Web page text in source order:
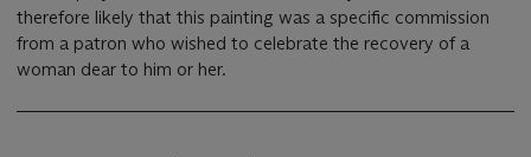
therefore likely that this painting was a specific commission
from a patron who wished to celebrate the recovery of a
woman dear to him or her.